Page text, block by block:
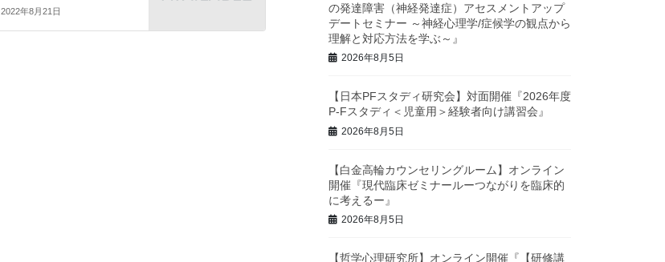
2022年8月21日
の発達障害（神経発達症）アセスメントアップ
デートセミナー ～神経心理学/症候学の観点から
理解と対応方法を学ぶ～』
2026年8月5日
【日本PFスタディ研究会】対面開催『2026年度
P-Fスタディ＜児童用＞経験者向け講習会』
2026年8月5日
【白金高輪カウンセリングルーム】オンライン
開催『現代臨床ゼミナールーつながりを臨床的
に考えるー』
2026年8月5日
【哲学心理研究所】オンライン開催『【研修講